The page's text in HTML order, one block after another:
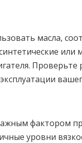
масла,
фактором
уровни